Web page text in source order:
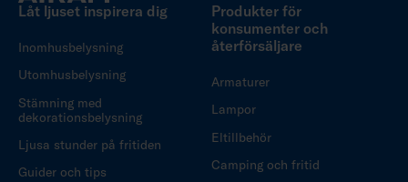
Låt ljuset inspirera dig
Inomhusbelysning
Utomhusbelysning
Stämning med
dekorationsbelysning
Ljusa stunder på fritiden
Guider och tips
Produkter för
konsumenter och
återförsäljare
Armaturer
Lampor
Eltillbehör
Camping och fritid